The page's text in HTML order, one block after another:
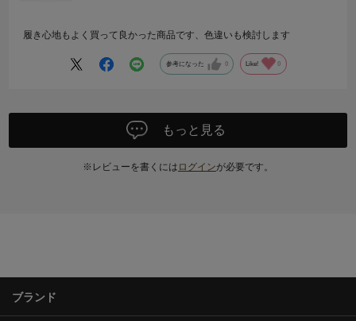
履き心地もよく買って良かった商品です、色違いも検討します
参考になった 0 Like! 0
もっと見る
※レビューを書くには ログインが必要です。
ブランド